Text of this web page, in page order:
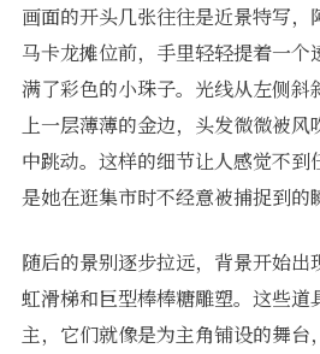
画面的开头几张往往是近景特写，
马卡龙摊位前，手里轻轻提着一个
满了彩色的小珠子。光线从左侧斜
上一层薄薄的金边，头发微微被
中跳动。这样的细节让人感觉不到
是她在逛集市时不经意被捕捉到的
随后的景别逐步拉远，背景开始出
虹滑梯和巨型棒棒糖雕塑。这些道
主，它们就像是为主角铺设的舞台